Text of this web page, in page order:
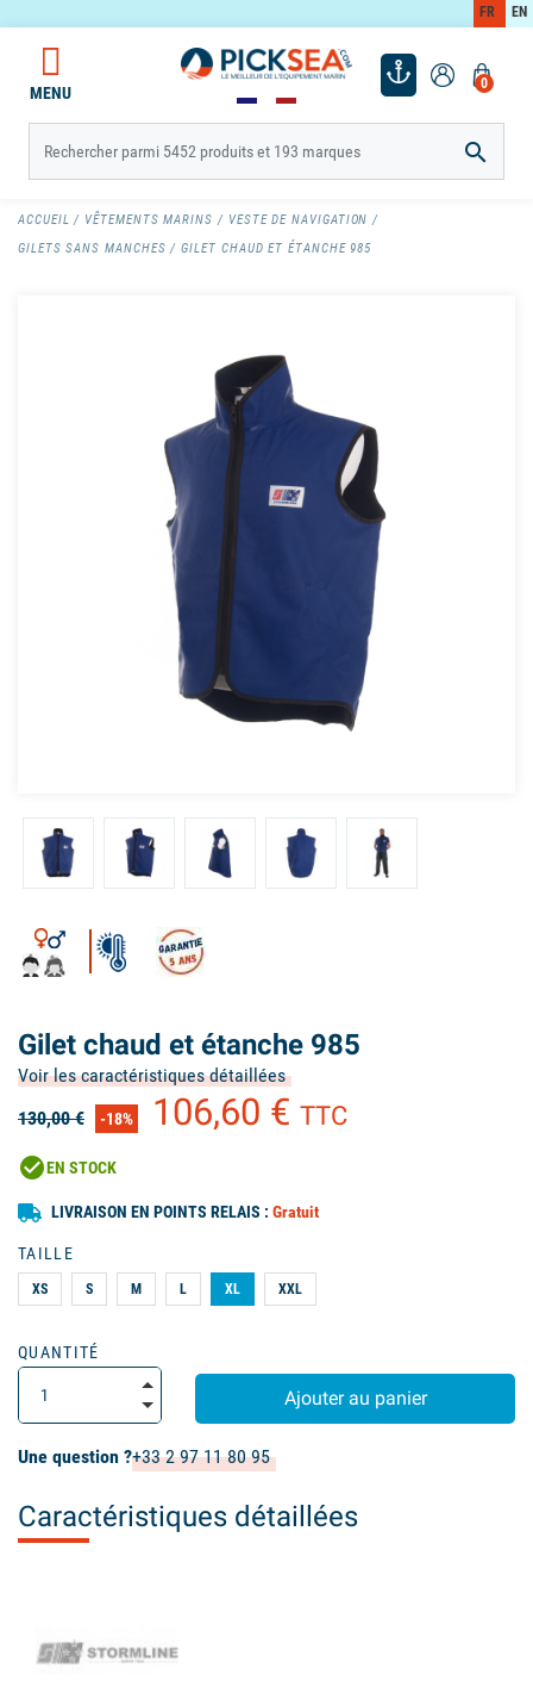
FR EN
0
MENU

ACCUEIL VÊTEMENTS MARINS
VESTE DE NAVIGATION
GILETS SANS MANCHES
GILET CHAUD ET ÉTANCHE 985
Gilet chaud et étanche 985
Voir les caractéristiques détaillées
130,00 €
-18% 106,60 € TTC
check_circleEN STOCK
LIVRAISON EN POINTS RELAIS : Gratuit
TAILLE
XS S M L XL XXL
QUANTITÉ
Ajouter au panier
Une question ?+33 2 97 11 80 95
Caractéristiques détaillées